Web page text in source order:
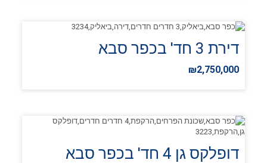
דירת 3 חד' בכפר סבא
₪2,750,000
דופלקס גן 4 חד' בכפר סבא